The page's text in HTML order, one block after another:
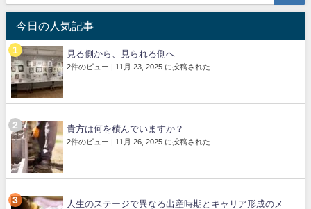
今日の人気記事
見る側から、見られる側へ
2件のビュー | 11月 23, 2025 に投稿された
貴方は何を積んでいますか？
2件のビュー | 11月 26, 2025 に投稿された
人生のステージで異なる出産時期とキャリア形成のメ